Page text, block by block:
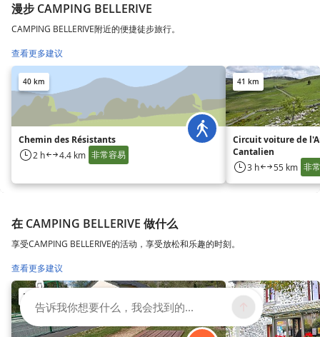
漫步 CAMPING BELLERIVE
CAMPING BELLERIVE附近的便捷徒步旅行。
查看更多建议
40 km
Chemin des Résistants
2 h 4.4 km 非常容易
41 km
Circuit voiture de
Cantalien
3 h 55 km 非
在 CAMPING BELLERIVE 做什么
享受CAMPING BELLERIVE的活动，享受放松和乐趣的时刻。
查看更多建议
37 km 38 km
告诉我你想要什么，我会找到的...